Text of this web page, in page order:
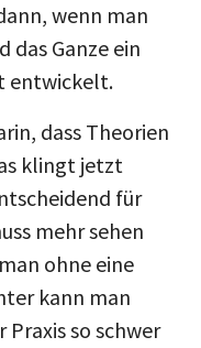
wenn man
Ganze ein
entwickelt.
dass Theorien
klingt jetzt
für
mehr sehen
ohne eine
kann man
so schwer